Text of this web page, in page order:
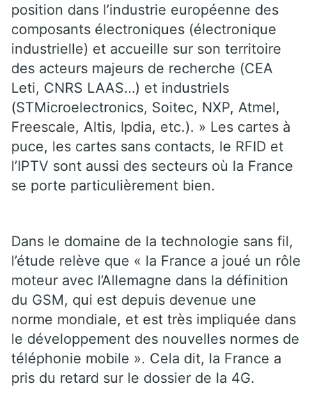
position dans l’industrie européenne des
composants électroniques (électronique
industrielle) et accueille sur son territoire
des acteurs majeurs de recherche (CEA
Leti, CNRS LAAS…) et industriels
(STMicroelectronics, Soitec, NXP, Atmel,
Freescale, Altis, Ipdia, etc.). » Les cartes à
puce, les cartes sans contacts, le RFID et
l’IPTV sont aussi des secteurs où la France
se porte particulièrement bien.
Dans le domaine de la technologie sans fil,
l’étude relève que « la France a joué un rôle
moteur avec l’Allemagne dans la définition
du GSM, qui est depuis devenue une
norme mondiale, et est très impliquée dans
le développement des nouvelles normes de
téléphonie mobile ». Cela dit, la France a
pris du retard sur le dossier de la 4G.